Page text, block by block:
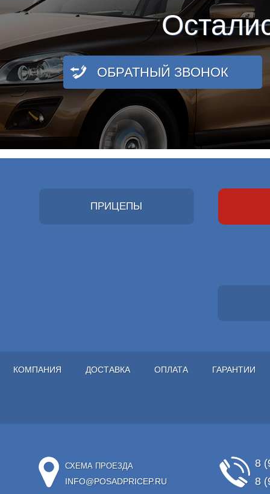
ОБРАТНЫЙ ЗВОНОК
ПРИЦЕПЫ
КОМПАНИЯ ДОСТАВКА ОПЛАТА ГАРАНТИИ
СХЕМА ПРОЕЗДА
INFO@POSADPRICEP.RU
8
8